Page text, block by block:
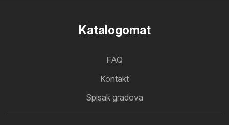
Katalogomat
FAQ
Kontakt
Spisak gradova